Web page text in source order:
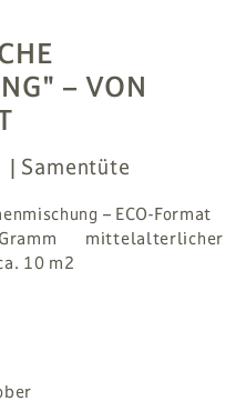
– VON
Samentüte
– ECO-Format
mittelalterlicher
10 m2